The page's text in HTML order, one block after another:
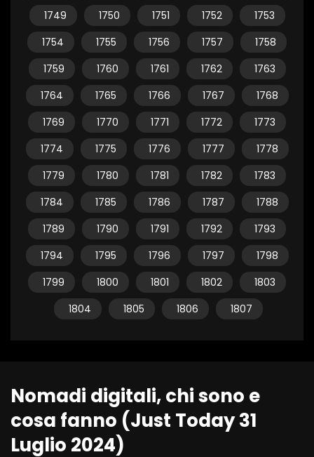
1749
1750 1751 1752
1753
1754
1755 1756 1757
1758
1759
1760 1761 1762
1763
1764
1765 1766 1767
1768
1769
1770 1771 1772
1773
1774
1775 1776 1777
1778
1779
1780 1781 1782
1783
1784
1785 1786 1787
1788
1789
1790 1791 1792
1793
1794
1795 1796 1797
1798
1799
1800 1801 1802
1803
1804
1805 1806 1807
Nomadi digitali, chi sono e
cosa fanno (Just Today 31
Luglio 2024)